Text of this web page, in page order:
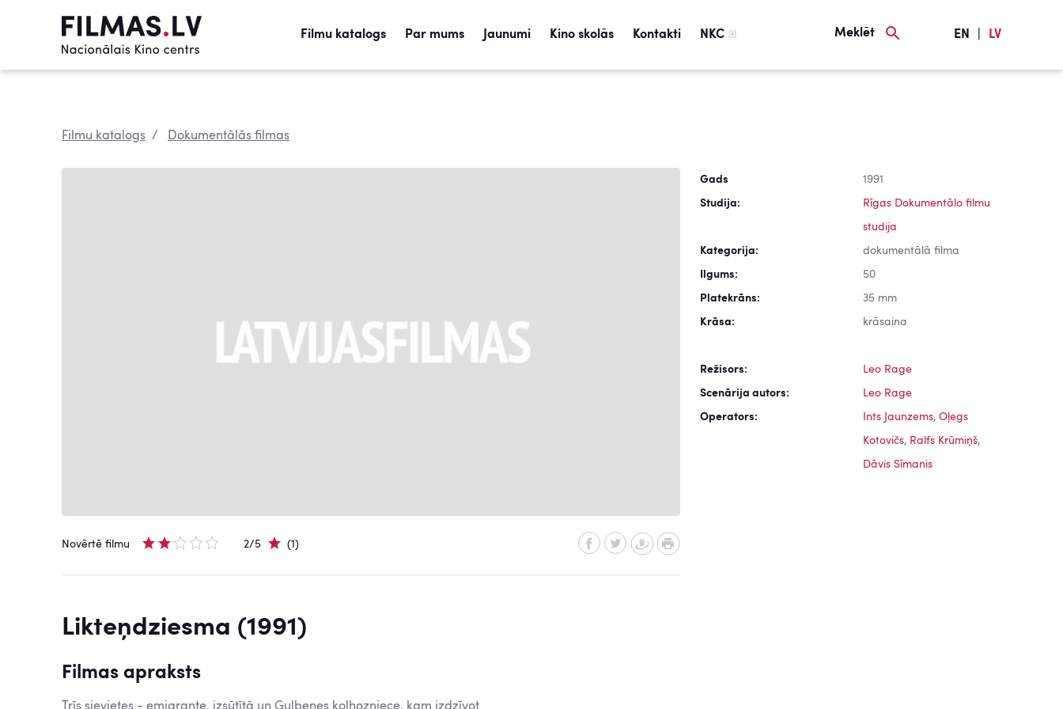
Filmu katalogs Par mums Jaunumi Kino skolās Kontakti NKC Meklēt EN LV
Filmu katalogs Dokumentālās filmas
Novērtē filmu 2/5 (1)
Likteņdziesma (1991)
Filmas apraksts
Gads 1991
Studija: Rīgas Dokumentālo filmu
studija
Kategorija: dokumentālā filma
Ilgums: 50
Platekrāns: 35 mm
Krāsa: krāsaina
Režisors: Leo Rage
Scenārija autors: Leo Rage
Operators: Ints Jaunzems, Oļegs
Kotovičs, Ralfs Krūmiņš,
Dāvis Sīmanis